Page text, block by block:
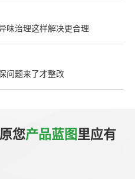
味治理这样解决更合理
问题来了才整改
您产品蓝图里应有